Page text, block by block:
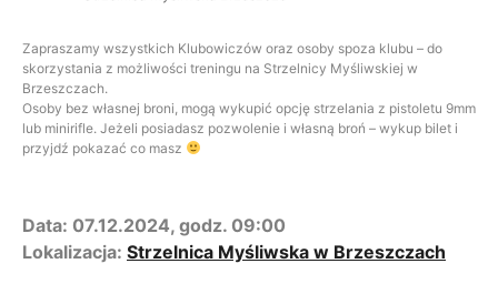
Zapraszamy wszystkich Klubowiczów oraz osoby spoza klubu – do
skorzystania z możliwości treningu na Strzelnicy Myśliwskiej w
Brzeszczach.
Osoby bez własnej broni, mogą wykupić opcję strzelania z pistoletu 9mm
lub minirifle. Jeżeli posiadasz pozwolenie i własną broń – wykup bilet i
przyjdź pokazać co masz
Data: 07.12.2024, godz. 09:00
Lokalizacja: Strzelnica Myśliwska w Brzeszczach